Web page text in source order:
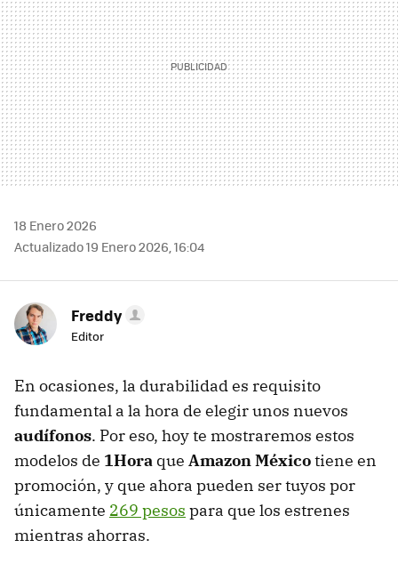
18 Enero 2026
Actualizado 19 Enero 2026, 16:04
Freddy
Editor
En ocasiones, la durabilidad es requisito
fundamental a la hora de elegir unos nuevos
audífonos. Por eso, hoy te mostraremos estos
modelos de 1Hora que Amazon Méxicotiene en
promoción, y que ahora pueden ser tuyos por
únicamente 269 pesos para que los estrenes
mientras ahorras.